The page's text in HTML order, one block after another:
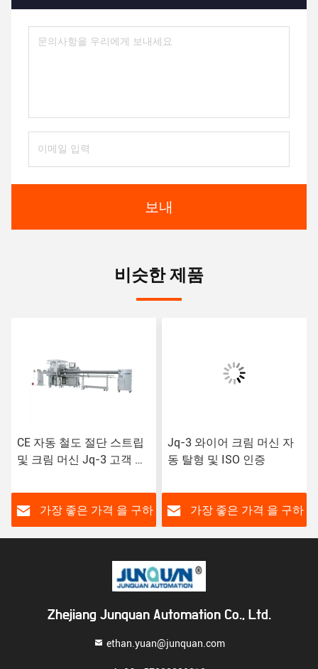
보내
비슷한 제품
CE 자동 철도 절단 스트립
및 크림 머신 Jq-3 고객 요
가장 좋은 가격 을 구하
Jq-3 와이어 크림 머신 자
동 탈형 및 ISO 인증
가장 좋은 가격 을 구하
Zhejiang Junquan Automation Co., Ltd.
ethan.yuan@junquan.com